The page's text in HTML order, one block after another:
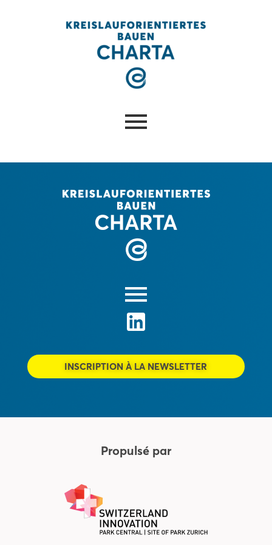
INSCRIPTION À LA NEWSLETTER
Propulsé par